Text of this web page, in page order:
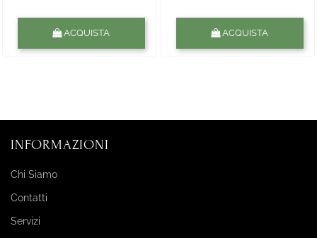
ACQUISTA ACQUISTA
INFORMAZIONI
Chi Siamo
Contatti
Servizi